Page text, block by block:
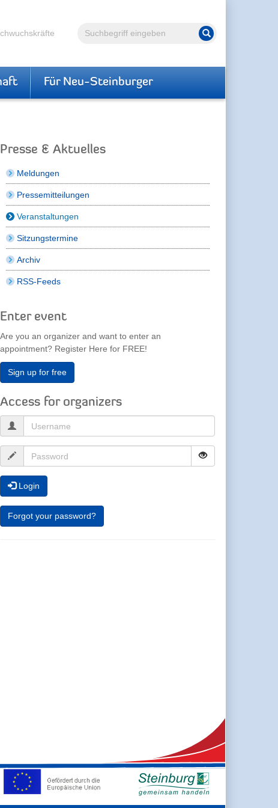
Volltextsuche Suche starten
Für Neu-Steinburger
Presse & Aktuelles
Meldungen
Pressemitteilungen
Veranstaltungen
Sitzungstermine
Archiv
RSS-Feeds
Enter event
Are you an organizer and want to enter an
appointment? Register Here for FREE!
Sign up for free
Access for organizers
Login
Forgot your password?